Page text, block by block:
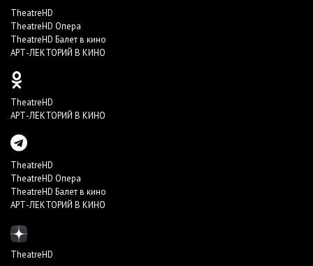
TheatreHD
TheatreHD Опера
TheatreHD Балет в кино
АРТ-ЛЕКТОРИЙ В КИНО
TheatreHD
АРТ-ЛЕКТОРИЙ В КИНО
TheatreHD
TheatreHD Опера
TheatreHD Балет в кино
АРТ-ЛЕКТОРИЙ В КИНО
TheatreHD